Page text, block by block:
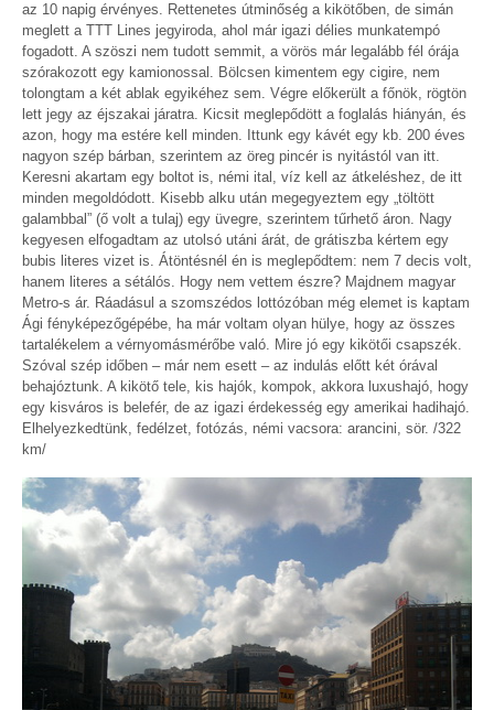
az 10 napig érvényes. Rettenetes útminőség a kikötőben, de simán
meglett a TTT Lines jegyiroda, ahol már igazi délies munkatempó
fogadott. A szöszi nem tudott semmit, a vörös már legalább fél órája
szórakozott egy kamionossal. Bölcsen kimentem egy cigire, nem
tolongtam a két ablak egyikéhez sem. Végre előkerült a főnök, rögtön
lett jegy az éjszakai járatra. Kicsit meglepődött a foglalás hiányán, és
azon, hogy ma estére kell minden. Ittunk egy kávét egy kb. 200 éves
nagyon szép bárban, szerintem az öreg pincér is nyitástól van itt.
Keresni akartam egy boltot is, némi ital, víz kell az átkeléshez, de itt
minden megoldódott. Kisebb alku után megegyeztem egy „töltött
galambbal” (ő volt a tulaj) egy üvegre, szerintem tűrhető áron. Nagy
kegyesen elfogadtam az utolsó utáni árát, de grátiszba kértem egy
bubis literes vizet is. Átöntésnél én is meglepődtem: nem 7 decis volt,
hanem literes a sétálós. Hogy nem vettem észre? Majdnem magyar
Metro-s ár. Ráadásul a szomszédos lottózóban még elemet is kaptam
Ági fényképezőgépébe, ha már voltam olyan hülye, hogy az összes
tartalékelem a vérnyomásmérőbe való. Mire jó egy kikötői csapszék.
Szóval szép időben – már nem esett – az indulás előtt két órával
behajóztunk. A kikötő tele, kis hajók, kompok, akkora luxushajó, hogy
egy kisváros is belefér, de az igazi érdekesség egy amerikai hadihajó.
Elhelyezkedtünk, fedélzet, fotózás, némi vacsora: arancini, sör. /322
km/